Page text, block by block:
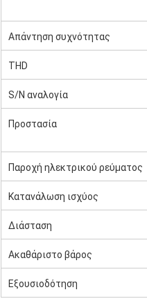
Απάντηση συχνότητας
THD
S/N αναλογία
Προστασία
Παροχή ηλεκτρικού ρεύματος
Κατανάλωση ισχύος
Διάσταση
Ακαθάριστο βάρος
Εξουσιοδότηση